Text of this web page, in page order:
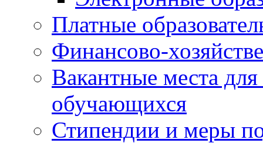
Платные
Финансово-
Вакантные места
обучающихся
Стипендии и меры